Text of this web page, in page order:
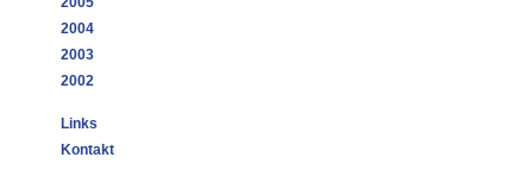
2004
2003
2002
Links
Kontakt